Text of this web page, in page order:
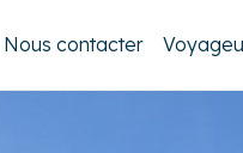
Nous contacter